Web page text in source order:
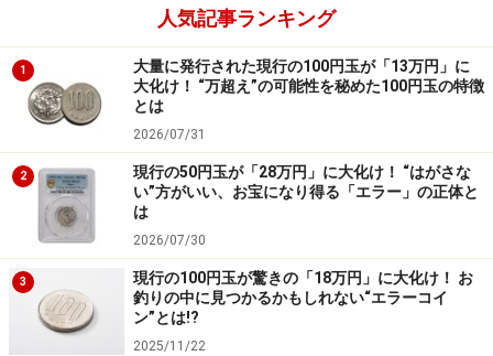
るので、シングルマザーの場合も受け取ることができま
す。
※記事内容は執筆時点のものです。最新の内容をご確認くださ
い。
1/3 次のページへ
人気記事ランキング
1
大量に発行された現行の100円玉が「13万円」に
大化け！ “万超え”の可能性を秘めた100円玉の特徴
とは
2026/07/31
2
現行の50円玉が「28万円」に大化け！ “はがさな
い”方がいい、お宝になり得る「エラー」の正体と
は
2026/07/30
3
現行の100円玉が驚きの「18万円」に大化け！ お
釣りの中に見つかるかもしれない“エラーコイ
ン”とは!?
2025/11/22